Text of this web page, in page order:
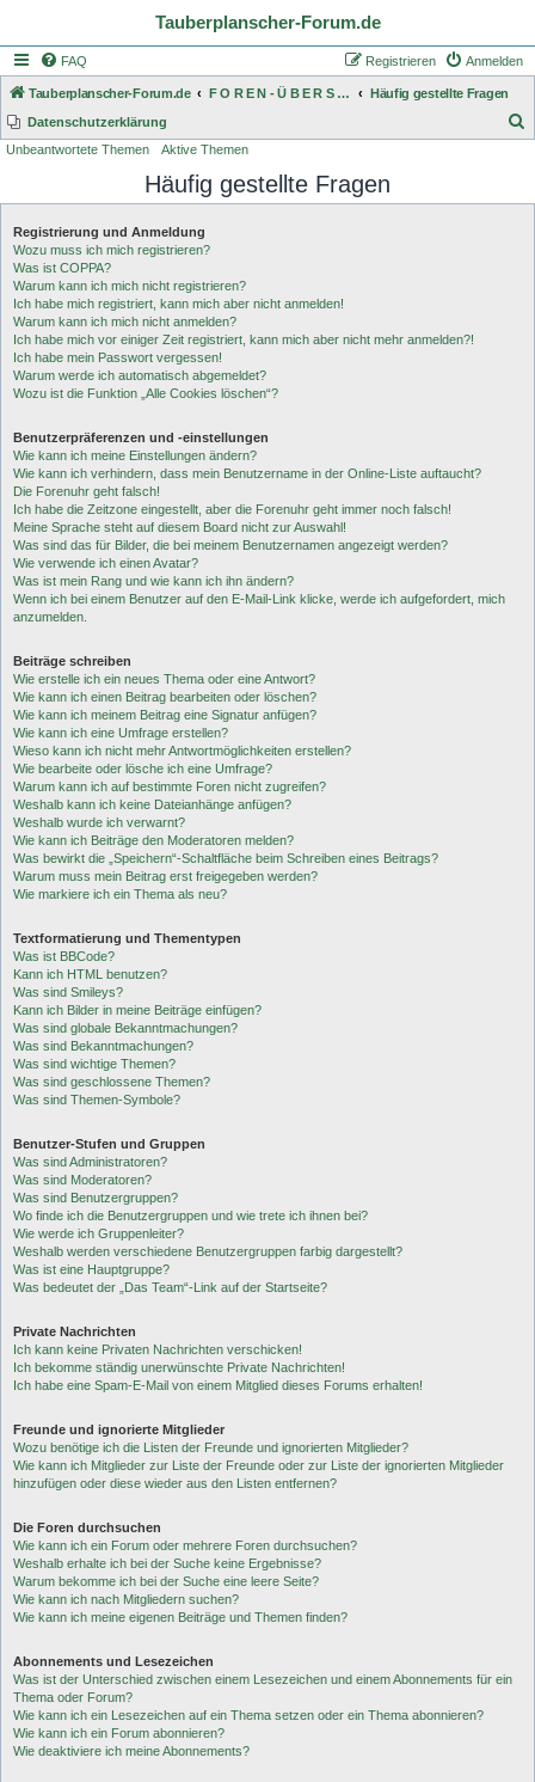
Tauberplanscher-Forum.de
FAQ Anmelden
Registrieren
Tauberplanscher-Forum.de F O R E N - Ü B E R S I C H T
Häufig gestellte Fragen
Datenschutzerklärung
h
Unbeantwortete Themen Aktive Themen
Häufig gestellte Fragen
Registrierung und Anmeldung
Wozu muss ich mich registrieren?
Was ist COPPA?
Warum kann ich mich nicht registrieren?
Ich habe mich registriert, kann mich aber nicht anmelden!
Warum kann ich mich nicht anmelden?
Ich habe mich vor einiger Zeit registriert, kann mich aber nicht mehr anmelden?!
Ich habe mein Passwort vergessen!
Warum werde ich automatisch abgemeldet?
Wozu ist die Funktion „Alle Cookies löschen“?
Benutzerpräferenzen und -einstellungen
Wie kann ich meine Einstellungen ändern?
Wie kann ich verhindern, dass mein Benutzername in der Online-Liste auftaucht?
Die Forenuhr geht falsch!
Ich habe die Zeitzone eingestellt, aber die Forenuhr geht immer noch falsch!
Meine Sprache steht auf diesem Board nicht zur Auswahl!
Was sind das für Bilder, die bei meinem Benutzernamen angezeigt werden?
Wie verwende ich einen Avatar?
Was ist mein Rang und wie kann ich ihn ändern?
Wenn ich bei einem Benutzer auf den E-Mail-Link klicke, werde ich aufgefordert, mich
anzumelden.
Beiträge schreiben
Wie erstelle ich ein neues Thema oder eine Antwort?
Wie kann ich einen Beitrag bearbeiten oder löschen?
Wie kann ich meinem Beitrag eine Signatur anfügen?
Wie kann ich eine Umfrage erstellen?
Wieso kann ich nicht mehr Antwortmöglichkeiten erstellen?
Wie bearbeite oder lösche ich eine Umfrage?
Warum kann ich auf bestimmte Foren nicht zugreifen?
Weshalb kann ich keine Dateianhänge anfügen?
Weshalb wurde ich verwarnt?
Wie kann ich Beiträge den Moderatoren melden?
Was bewirkt die „Speichern“-Schaltfläche beim Schreiben eines Beitrags?
Warum muss mein Beitrag erst freigegeben werden?
Wie markiere ich ein Thema als neu?
Textformatierung und Thementypen
Was ist BBCode?
Kann ich HTML benutzen?
Was sind Smileys?
Kann ich Bilder in meine Beiträge einfügen?
Was sind globale Bekanntmachungen?
Was sind Bekanntmachungen?
Was sind wichtige Themen?
Was sind geschlossene Themen?
Was sind Themen-Symbole?
Benutzer-Stufen und Gruppen
Was sind Administratoren?
Was sind Moderatoren?
Was sind Benutzergruppen?
Wo finde ich die Benutzergruppen und wie trete ich ihnen bei?
Wie werde ich Gruppenleiter?
Weshalb werden verschiedene Benutzergruppen farbig dargestellt?
Was ist eine Hauptgruppe?
Was bedeutet der „Das Team“-Link auf der Startseite?
Private Nachrichten
Ich kann keine Privaten Nachrichten verschicken!
Ich bekomme ständig unerwünschte Private Nachrichten!
Ich habe eine Spam-E-Mail von einem Mitglied dieses Forums erhalten!
Freunde und ignorierte Mitglieder
Wozu benötige ich die Listen der Freunde und ignorierten Mitglieder?
Wie kann ich Mitglieder zur Liste der Freunde oder zur Liste der ignorierten Mitglieder
hinzufügen oder diese wieder aus den Listen entfernen?
Die Foren durchsuchen
Wie kann ich ein Forum oder mehrere Foren durchsuchen?
Weshalb erhalte ich bei der Suche keine Ergebnisse?
Warum bekomme ich bei der Suche eine leere Seite?
Wie kann ich nach Mitgliedern suchen?
Wie kann ich meine eigenen Beiträge und Themen finden?
Abonnements und Lesezeichen
Was ist der Unterschied zwischen einem Lesezeichen und einem Abonnements für ein
Thema oder Forum?
Wie kann ich ein Lesezeichen auf ein Thema setzen oder ein Thema abonnieren?
Wie kann ich ein Forum abonnieren?
Wie deaktiviere ich meine Abonnements?